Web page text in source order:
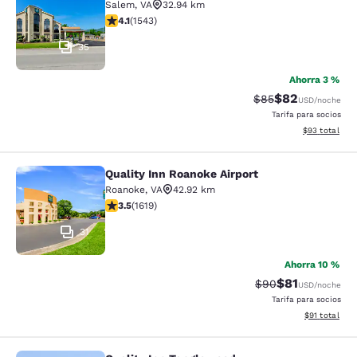
35
Salem, VA
32.94 km
Calificación de 4.07 estrellas. Muy bueno. 1543
4.1(1543)
Ahorra 3 %
Tarifa tachada:
$85Tarifa
$82USD/noche
Tarifa para socios
Ver detalles
$93 total
Quality Inn Roanoke Airport
31
Quality Inn Roanoke Airport
Roanoke, VA
42.92 km
Calificación de 3.52 estrellas. Bueno. 1619 reseñas
3.5(1619)
Ahorra 10 %
Tarifa tachada:
$90Tarifa
$81USD/noche
Tarifa para socios
Ver detalles
$91 total